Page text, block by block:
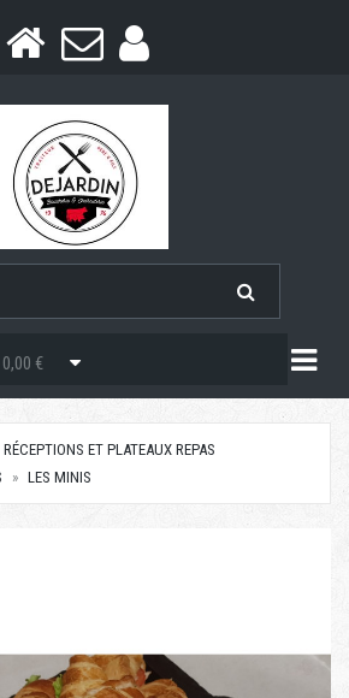
0,00 €
ET PLATEAUX REPAS
LES MINIS